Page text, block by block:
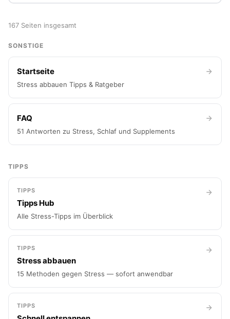
167 Seiten insgesamt
SONSTIGE
Startseite
Stress abbauen Tipps & Ratgeber
FAQ
51 Antworten zu Stress, Schlaf und Supplements
TIPPS
TIPPS
Tipps Hub
Alle Stress-Tipps im Überblick
TIPPS
Stress abbauen
15 Methoden gegen Stress — sofort anwendbar
TIPPS